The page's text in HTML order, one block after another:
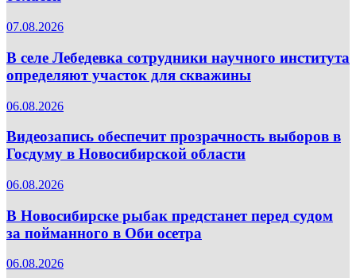
07.08.2026
В селе Лебедевка сотрудники научного института
определяют участок для скважины
06.08.2026
Видеозапись обеспечит прозрачность выборов в
Госдуму в Новосибирской области
06.08.2026
В Новосибирске рыбак предстанет перед судом
за пойманного в Оби осетра
06.08.2026